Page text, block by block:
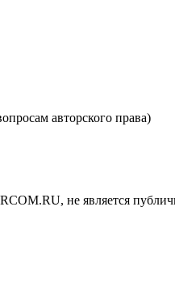
авторского права)
не является